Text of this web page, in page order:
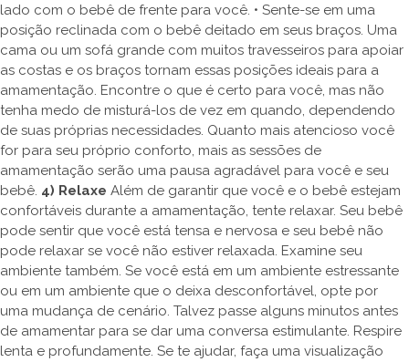
lado com o bebê de frente para você. • Sente-se em uma
posição reclinada com o bebê deitado em seus braços. Uma
cama ou um sofá grande com muitos travesseiros para apoiar
as costas e os braços tornam essas posições ideais para a
amamentação. Encontre o que é certo para você, mas não
tenha medo de misturá-los de vez em quando, dependendo
de suas próprias necessidades. Quanto mais atencioso você
for para seu próprio conforto, mais as sessões de
amamentação serão uma pausa agradável para você e seu
bebê. 4) Relaxe Além de garantir que você e o bebê estejam
confortáveis durante a amamentação, tente relaxar. Seu bebê
pode sentir que você está tensa e nervosa e seu bebê não
pode relaxar se você não estiver relaxada. Examine seu
ambiente também. Se você está em um ambiente estressante
ou em um ambiente que o deixa desconfortável, opte por
uma mudança de cenário. Talvez passe alguns minutos antes
de amamentar para se dar uma conversa estimulante. Respire
lenta e profundamente. Se te ajudar, faça uma visualização